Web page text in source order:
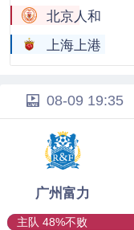
北京人和
上海上港
08-09 19:35
广州富力
主队 48%不败